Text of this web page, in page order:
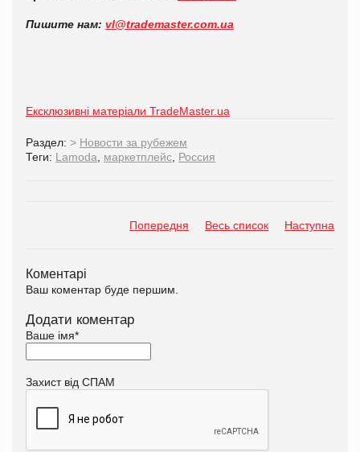
Пишите нам: vl@trademaster.com.ua
Ексклюзивні матеріали TradeMaster.ua
Раздел: > Новости за рубежем
Теги: Lamoda маркетплейс Россия
Попередня Весь список Наступна
Коментарі
Ваш коментар буде першим.
Додати коментар
Ваше імя*
Захист від СПАМ